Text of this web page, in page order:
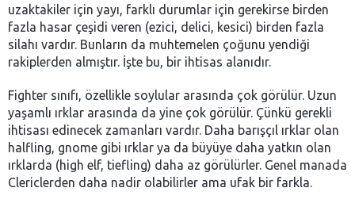
uzaktakiler için yayı, farklı durumlar için gerekirse birden
fazla hasar çeşidi veren (ezici, delici, kesici) birden fazla
silahı vardır. Bunların da muhtemelen çoğunu yendiği
rakiplerden almıştır. İşte bu, bir ihtisas alanıdır.
Fighter sınıfı, özellikle soylular arasında çok görülür. Uzun
yaşamlı ırklar arasında da yine çok görülür. Çünkü gerekli
ihtisası edinecek zamanları vardır. Daha barışçıl ırklar olan
halfling, gnome gibi ırklar ya da büyüye daha yatkın olan
ırklarda (high elf, tiefling) daha az görülürler. Genel manada
Clericlerden daha nadir olabilirler ama ufak bir farkla.